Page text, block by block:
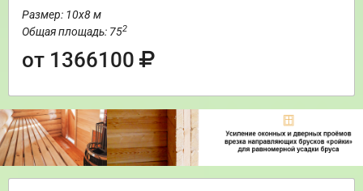
Размер: 10х8 м
Общая площадь: 752
от 1366100